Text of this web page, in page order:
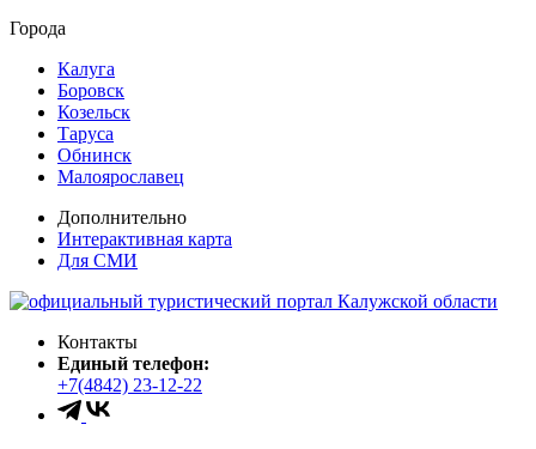
Города
Калуга
Боровск
Козельск
Таруса
Обнинск
Малоярославец
Дополнительно
Интерактивная карта
Для СМИ
Контакты
Единый телефон:
+7(4842) 23-12-22